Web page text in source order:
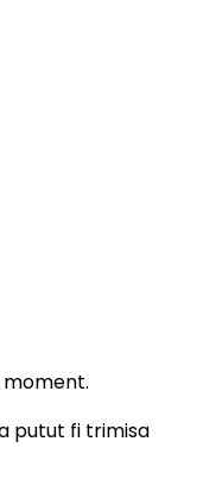
moment.
putut fi trimisa